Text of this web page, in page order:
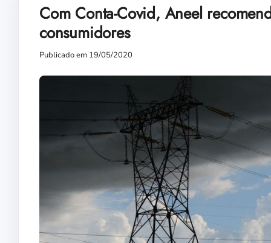
Com Conta-Covid, Aneel
consumidores
Publicado em 19/05/2020